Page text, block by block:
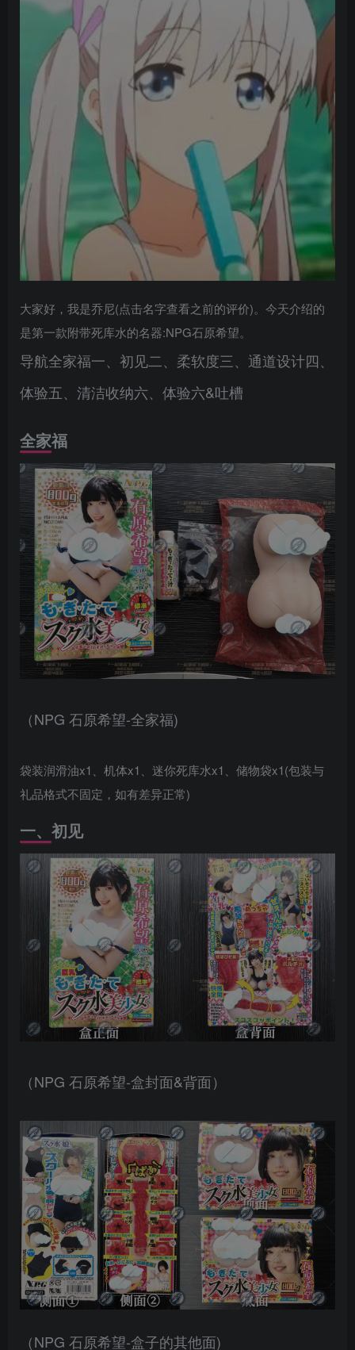
大家好，我是乔尼(点击名字查看之前的评价)。今天介绍的
是第一款附带死库水的名器:NPG石原希望。
导航全家福一、初见二、柔软度三、通道设计四、
体验五、清洁收纳六、体验六&吐槽
全家福
（NPG 石原希望-全家福)
袋装润滑油x1、机体x1、迷你死库水x1、储物袋x1(包装与
礼品格式不固定，如有差异正常)
一、初见
（NPG 石原希望-盒封面&背面）
（NPG 石原希望-盒子的其他面)